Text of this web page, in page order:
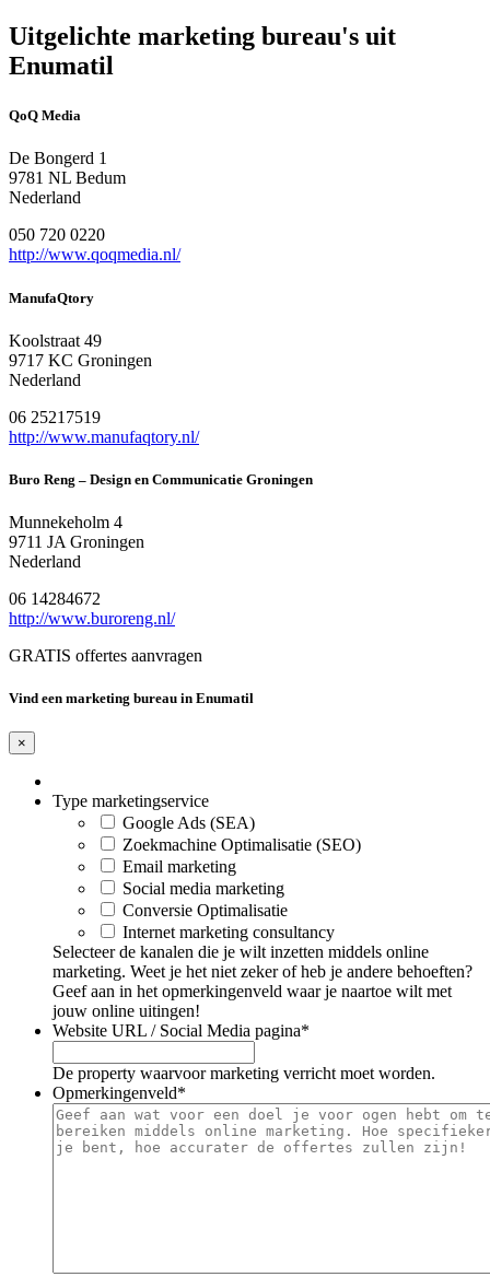
Uitgelichte marketing bureau's uit
Enumatil
QoQ Media
De Bongerd 1
9781 NL Bedum
Nederland
050 720 0220
http://www.qoqmedia.nl/
ManufaQtory
Koolstraat 49
9717 KC Groningen
Nederland
06 25217519
http://www.manufaqtory.nl/
Buro Reng – Design en Communicatie Groningen
Munnekeholm 4
9711 JA Groningen
Nederland
06 14284672
http://www.buroreng.nl/
GRATIS offertes aanvragen
Vind een marketing bureau in Enumatil
×
Type marketingservice
Google Ads (SEA)
Zoekmachine Optimalisatie (SEO)
Email marketing
Social media marketing
Conversie Optimalisatie
Internet marketing consultancy
Selecteer de kanalen die je wilt inzetten middels online
marketing. Weet je het niet zeker of heb je andere behoeften?
Geef aan in het opmerkingenveld waar je naartoe wilt met
jouw online uitingen!
Website URL / Social Media pagina*
De property waarvoor marketing verricht moet worden.
Opmerkingenveld*